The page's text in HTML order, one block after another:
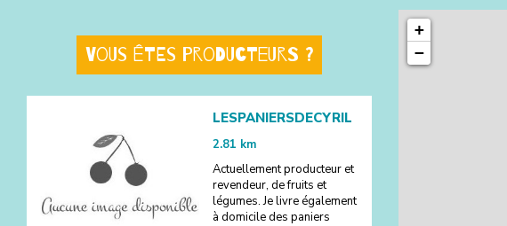
Vous êtes producteurs ?
LESPANIERSDECYRIL
2.81 km
Actuellement producteur et
revendeur, de fruits et
légumes. Je livre également
à domicile des paniers
+
−